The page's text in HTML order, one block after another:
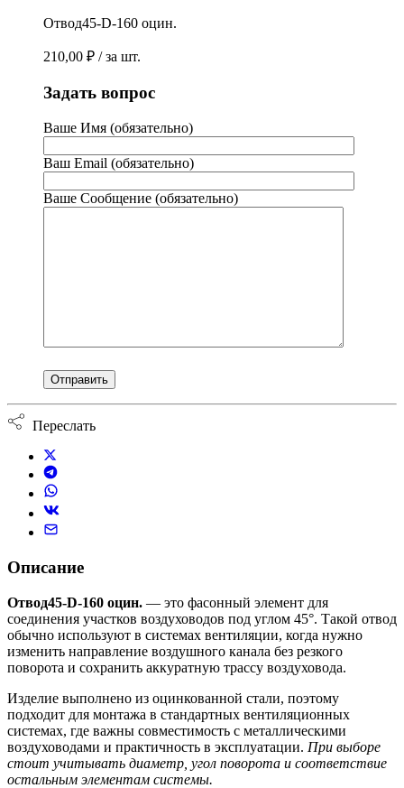
Отвод45-D-160 оцин.
210,00 ₽ / за шт.
Задать вопрос
Ваше Имя (обязательно)
Ваш Email (обязательно)
Ваше Сообщение (обязательно)
Переслать
Описание
Отвод45-D-160 оцин. — это фасонный элемент для
соединения участков воздуховодов под углом 45°. Такой отвод
обычно используют в системах вентиляции, когда нужно
изменить направление воздушного канала без резкого
поворота и сохранить аккуратную трассу воздуховода.
Изделие выполнено из оцинкованной стали, поэтому
подходит для монтажа в стандартных вентиляционных
системах, где важны совместимость с металлическими
воздуховодами и практичность в эксплуатации. При выборе
стоит учитывать диаметр, угол поворота и соответствие
остальным элементам системы.